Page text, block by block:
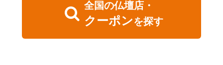
全国の仏壇店・
クーポンを探す